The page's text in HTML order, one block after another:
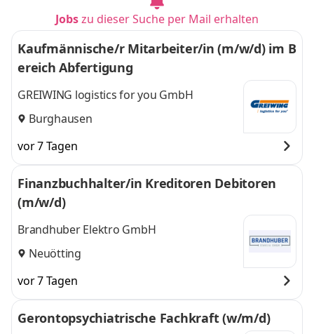
Jobszu dieser Suche per Mail erhalten
Kaufmännische/r Mitarbeiter/in (m/w/d) im B
ereich Abfertigung
GREIWING logistics for you GmbH
Burghausen
vor 7 Tagen
Finanzbuchhalter/in Kreditoren Debitoren
(m/w/d)
Brandhuber Elektro GmbH
Neuötting
vor 7 Tagen
Gerontopsychiatrische Fachkraft (w/m/d)